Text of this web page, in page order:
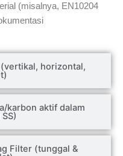
horizontal,
karbon aktif dalam
Filter (tunggal &
(misalnya, EN10204